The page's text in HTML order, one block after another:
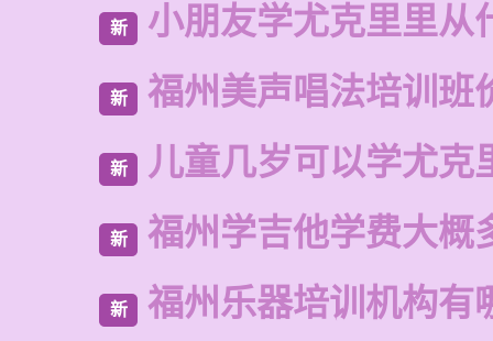
新 小朋友学尤克里里从
新 福州美声唱法培训班
新 儿童几岁可以学尤克
新 福州学吉他学费大概
新 福州乐器培训机构有